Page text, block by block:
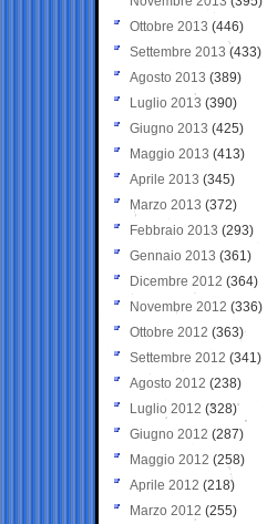
Ottobre 2013 (446)
Settembre 2013 (433)
Agosto 2013 (389)
Luglio 2013 (390)
Giugno 2013 (425)
Maggio 2013 (413)
Aprile 2013 (345)
Marzo 2013 (372)
Febbraio 2013 (293)
Gennaio 2013 (361)
Dicembre 2012 (364)
Novembre 2012 (336)
Ottobre 2012 (363)
Settembre 2012 (341)
Agosto 2012 (238)
Luglio 2012 (328)
Giugno 2012 (287)
Maggio 2012 (258)
Aprile 2012 (218)
Marzo 2012 (255)